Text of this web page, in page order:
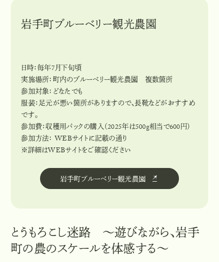
岩手町ブルーベリー観光農園
日時：毎年7月下旬頃
実施場所：町内のブルーベリー観光農園 複数箇所
参加対象：どなたでも
服装：足元が悪い箇所がありますので、長靴などがおすすめ
です。
参加費：収穫用パックの購入（2025年は500g相当で600円）
参加方法： WEBサイトに記載の通り
※詳細はWEBサイトをご確認ください
岩手町ブルーベリー観光農園
岩手町ブルーベリー観光農園
とうもろこし迷路 ～遊びながら、岩手
町の農のスケールを体感する～